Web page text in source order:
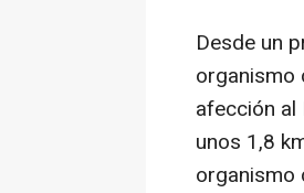
Desde un
organismo
afección al
unos 1,8
organismo